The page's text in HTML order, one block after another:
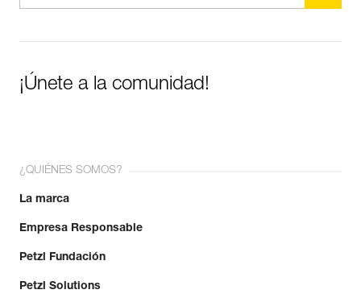
¡Únete a la comunidad!
¿QUIÉNES SOMOS?
La marca
Empresa Responsable
Petzl Fundación
Petzl Solutions